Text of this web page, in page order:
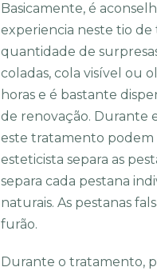
Basicamente, é
experiencia neste tio de
quantidade de
coladas, cola visível ou
horas e é bastante
de renovação. Durante
este tratamento podem
esteticista separa as
separa cada pestana
naturais. As pestanas
furão.
Durante o tratamento,